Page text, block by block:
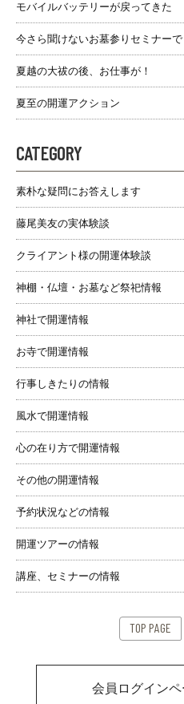
モバイルバッテリーが戻ってきた
今さら聞けないお墓参りセミナーで
夏越の大祓の後、お仕事が！
夏至の開運アクション
CATEGORY
素朴な疑問にお答えします
藤尾美友の実体験談
クライアント様の開運体験談
神棚・仏壇・お墓など祭祀情報
神社で開運情報
お寺で開運情報
行事しきたりの情報
風水で開運情報
心の在り方で開運情報
その他の開運情報
予約状況などの情報
開運ツアーの情報
講座、セミナーの情報
TOP PAGE
会員ログイン